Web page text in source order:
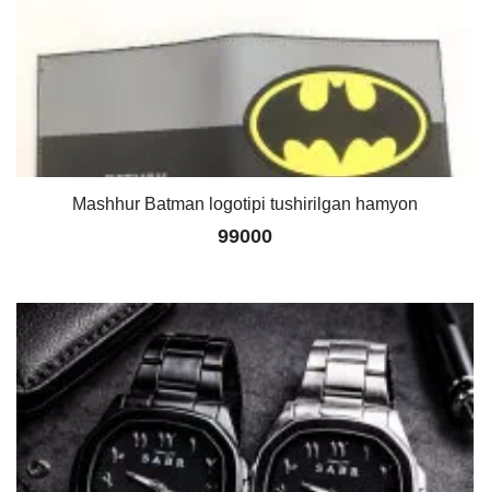
Mashhur Batman logotipi tushirilgan hamyon
99000